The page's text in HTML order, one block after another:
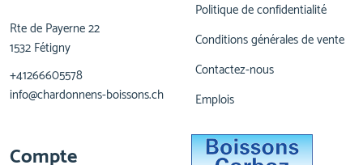
Rte de Payerne 22
1532 Fétigny
+41266605578
info@chardonnens-boissons.ch
Politique de confidentialité
Conditions générales de vente
Contactez-nous
Emplois
Compte